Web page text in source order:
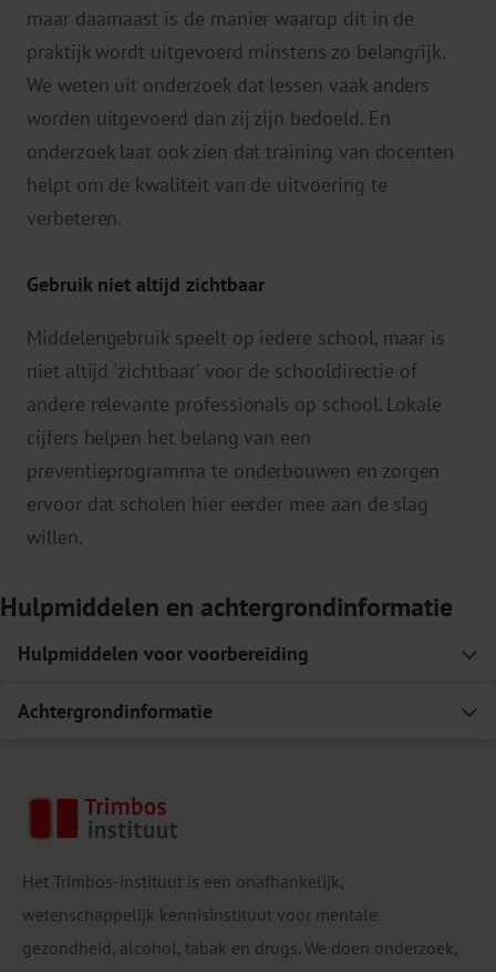
maar daarnaast is de manier waarop dit in de
praktijk wordt uitgevoerd minstens zo belangrijk.
We weten uit onderzoek dat lessen vaak anders
worden uitgevoerd dan zij zijn bedoeld. En
onderzoek laat ook zien dat training van docenten
helpt om de kwaliteit van de uitvoering te
verbeteren.
Gebruik niet altijd zichtbaar
Middelengebruik speelt op iedere school, maar is
niet altijd 'zichtbaar' voor de schooldirectie of
andere relevante professionals op school. Lokale
cijfers helpen het belang van een
preventieprogramma te onderbouwen en zorgen
ervoor dat scholen hier eerder mee aan de slag
willen.
Hulpmiddelen en achtergrondinformatie
Hulpmiddelen voor voorbereiding
Video Helder op School
Folder Aanbod Helder op School
Factsheet Belang van preventie op school
Rapport Richtlijnen verslavingspreventie in het
onderwijs
Achtergrondinformatie
programmes to reduce and prevent substance
use in different age groups: What works for
whom?
Het Trimbos-instituut is een onafhankelijk,
wetenschappelijk kennisinstituut voor mentale
gezondheid, alcohol, tabak en drugs. We doen onderzoek,